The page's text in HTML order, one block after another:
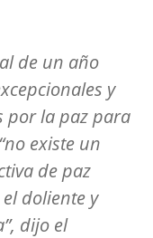
de un año
y
por la paz para
existe un
de paz
doliente y
dijo el